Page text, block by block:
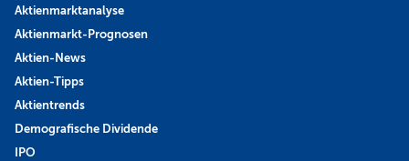
Aktienmarktanalyse
Aktienmarkt-Prognosen
Aktien-News
Aktien-Tipps
Aktientrends
Demografische Dividende
IPO